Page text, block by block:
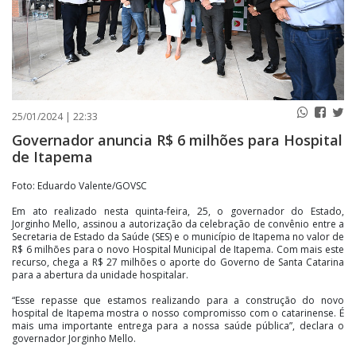
25/01/2024 | 22:33
Governador anuncia R$ 6 milhões para Hospital
de Itapema
Foto: Eduardo Valente/GOVSC
Em ato realizado nesta quinta-feira, 25, o governador do Estado,
Jorginho Mello, assinou a autorização da celebração de convênio entre a
Secretaria de Estado da Saúde (SES) e o município de Itapema no valor de
R$ 6 milhões para o novo Hospital Municipal de Itapema. Com mais este
recurso, chega a R$ 27 milhões o aporte do Governo de Santa Catarina
para a abertura da unidade hospitalar.
“Esse repasse que estamos realizando para a construção do novo
hospital de Itapema mostra o nosso compromisso com o catarinense. É
mais uma importante entrega para a nossa saúde pública”, declara o
governador Jorginho Mello.